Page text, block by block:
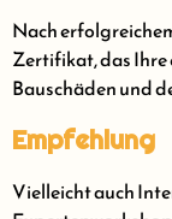
Nach
Zertifikat, das Ihre
Bauschäden und
Empfehlung
Vielleicht auch